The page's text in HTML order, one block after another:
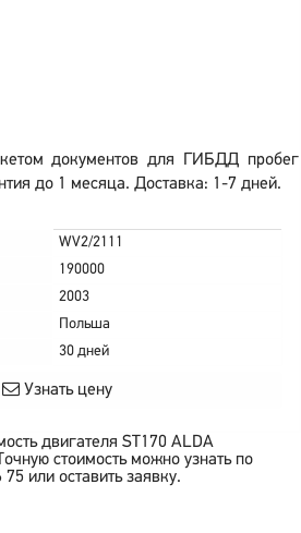
документов для ГИБДД пробег
до 1 месяца. Доставка: 1-7 дней.
WV2/2111
190000
2003
Польша
30 дней
Узнать цену
двигателя ST170 ALDA
Точную стоимость можно узнать по
или оставить заявку.